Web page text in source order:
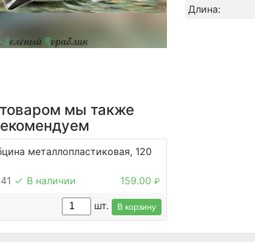
Длина:
мы также
металлопластиковая, 120
В наличии 159.00₽
шт. В корзину